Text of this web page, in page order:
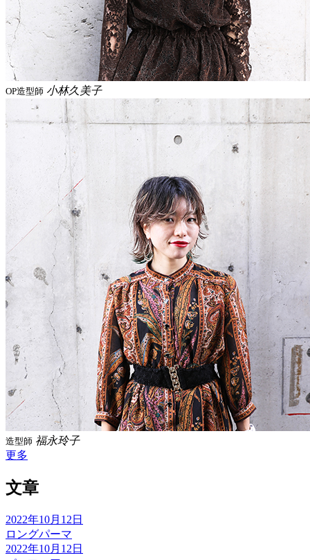
OP造型師 小林久美子
造型師 福永玲子
更多
文章
2022年10月12日
ロングパーマ
2022年10月12日